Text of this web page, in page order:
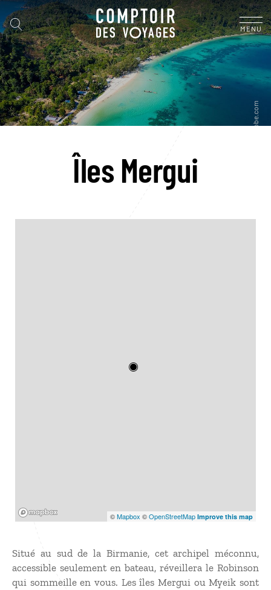
MENU
Îles Mergui
©Mapbox ©OpenStreetMap Improve this map
Situé au sud de la Birmanie, cet archipel méconnu,
accessible seulement en bateau, réveillera le Robinson
qui sommeille en vous. Les îles Mergui ou Myeik sont